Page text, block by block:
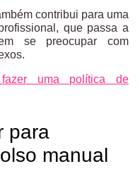
contribui para uma
que passa a
se preocupar com
uma política de
para
manual